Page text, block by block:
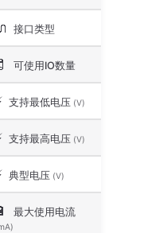
接口类型
可使用IO数量
支持最低电压 (V)
支持最高电压 (V)
典型电压 (V)
最大使用电流